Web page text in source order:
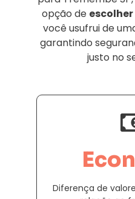
opção de
você usufrui de
garantindo
justo no
Diferença de